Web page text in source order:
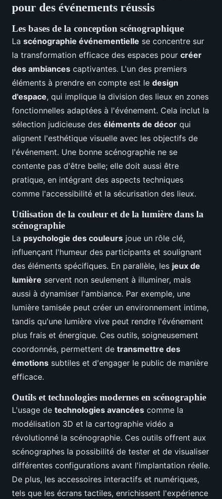
pour des événements réussis
Les bases de la conception scénographique
La scénographie événementielle se concentre sur
la transformation efficace des espaces pour créer
des ambiances captivantes. L'un des premiers
éléments à prendre en compte est le design
d'espace, qui implique la division des lieux en zones
fonctionnelles adaptées à l'événement. Cela inclut la
sélection judicieuse des éléments de décor qui
alignent l'esthétique visuelle avec les objectifs de
l'événement. Une bonne scénographie ne se
contente pas d'être belle; elle doit aussi être
pratique, en intégrant des aspects techniques
comme l'accessibilité et la sécurisation des lieux.
Utilisation de la couleur et de la lumière dans la
scénographie
La psychologie des couleurs joue un rôle clé,
influençant l'humeur des participants et soulignant
des éléments spécifiques. En parallèle, les jeux de
lumière servent non seulement à illuminer, mais
aussi à dynamiser l'ambiance. Par exemple, une
lumière tamisée peut créer un environnement intime,
tandis qu'une lumière vive peut rendre l'événement
plus frais et énergique. Ces outils, soigneusement
coordonnés, permettent de transmettre des
émotions subtiles et d'engager le public de manière
efficace.
Outils et technologies modernes en scénographie
L'usage de technologies avancées comme la
modélisation 3D et la cartographie vidéo a
révolutionné la scénographie. Ces outils offrent aux
scénographes la possibilité de tester et de visualiser
différentes configurations avant l'implantation réelle.
De plus, les accessoires interactifs et numériques,
tels que les écrans tactiles, enrichissent l'expérience